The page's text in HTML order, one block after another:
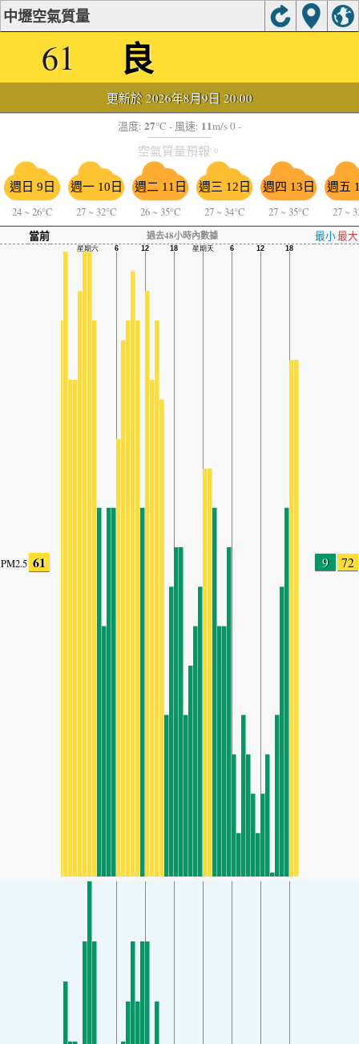
中壢空氣質量
61 良
更新於 2026年8月9日 20:00
溫度: 27°C - 風速: 11m/s 0 -
空氣質量預報。
週日 9日
24 ~ 26°C
週一 10日
27 ~ 32°C
週二 11日
26 ~ 35°C
週三 12日
27 ~ 34°C
週四 13日
27 ~ 35°C
週五
27 ~
當前
過去48小時內數據 最小最大
PM2.5 61 9 72